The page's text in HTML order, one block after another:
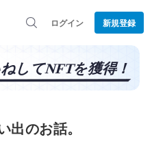
ログイン 新規登録
のお話。